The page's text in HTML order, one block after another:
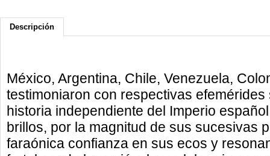
Descripción
México, Argentina, Chile, Venezuela,
testimoniaron con respectivas
historia independiente del Imperio
brillos, por la magnitud de sus sucesivas
faraónica confianza en sus ecos y